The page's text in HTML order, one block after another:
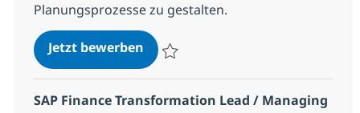
Planungsprozesse zu gestalten.
Jetzt bewerbenSAP Planning Senior Consultant
SAP Finance Transformation Lead / Managing